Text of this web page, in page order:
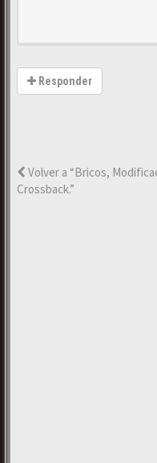
Responder
Volver a “Bricos,
Crossback.”